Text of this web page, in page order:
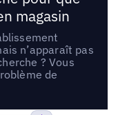
magasin
n’apparaît pas
? Vous
de